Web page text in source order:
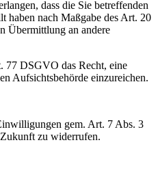
dass die Sie betreffenden
haben nach Maßgabe des Art. 20
Übermittlung an andere
77 DSGVO das Recht, eine
Aufsichtsbehörde einzureichen.
gem. Art. 7 Abs. 3
zu widerrufen.